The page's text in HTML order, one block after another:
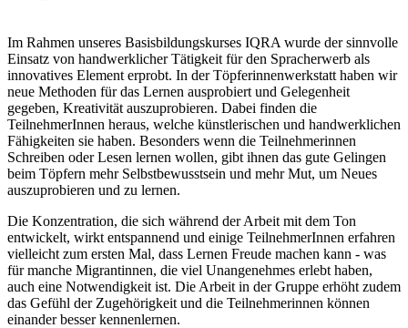
Im Rahmen unseres Basisbildungskurses IQRA wurde der sinnvolle
Einsatz von handwerklicher Tätigkeit für den Spracherwerb als
innovatives Element erprobt. In der Töpferinnenwerkstatt haben wir
neue Methoden für das Lernen ausprobiert und Gelegenheit
gegeben, Kreativität auszuprobieren. Dabei finden die
TeilnehmerInnen heraus, welche künstlerischen und handwerklichen
Fähigkeiten sie haben. Besonders wenn die Teilnehmerinnen
Schreiben oder Lesen lernen wollen, gibt ihnen das gute Gelingen
beim Töpfern mehr Selbstbewusstsein und mehr Mut, um Neues
auszuprobieren und zu lernen.
Die Konzentration, die sich während der Arbeit mit dem Ton
entwickelt, wirkt entspannend und einige TeilnehmerInnen erfahren
vielleicht zum ersten Mal, dass Lernen Freude machen kann - was
für manche Migrantinnen, die viel Unangenehmes erlebt haben,
auch eine Notwendigkeit ist. Die Arbeit in der Gruppe erhöht zudem
das Gefühl der Zugehörigkeit und die Teilnehmerinnen können
einander besser kennenlernen.